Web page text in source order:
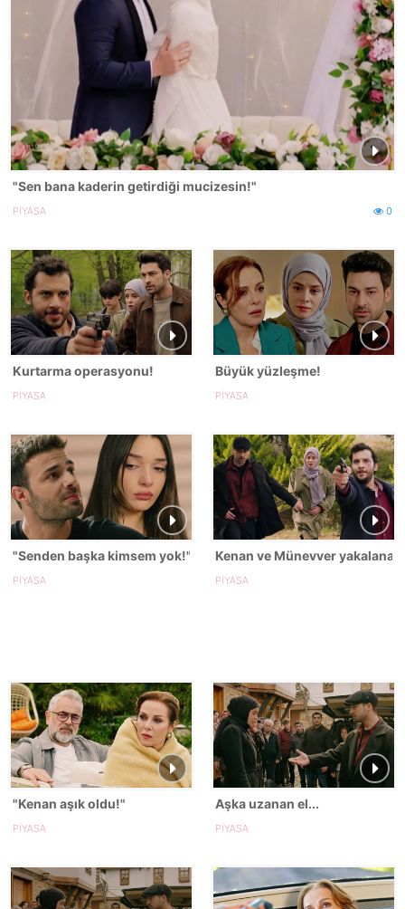
"Sen bana kaderin getirdiği mucizesin!"
0
PİYASA
Kurtarma operasyonu!
PİYASA
Büyük yüzleşme!
PİYASA
"Senden başka kimsem yok!"
PİYASA
Kenan ve Münevver
PİYASA
"Kenan aşık oldu!"
PİYASA
Aşka uzanan el...
PİYASA